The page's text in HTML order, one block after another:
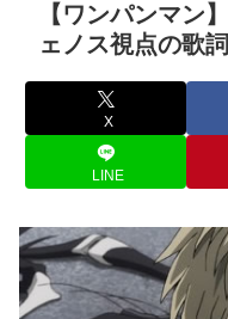
【ワンパンマン
ェノス視点の歌
X
LINE